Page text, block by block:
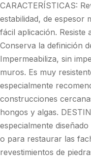
CARACTERÍSTICAS:
estabilidad, de espesor
fácil aplicación. Resiste
Conserva la definición
Impermeabiliza, sin
muros. Es muy
especialmente
construcciones
hongos y algas.
especialmente
o para restaurar las
revestimientos de